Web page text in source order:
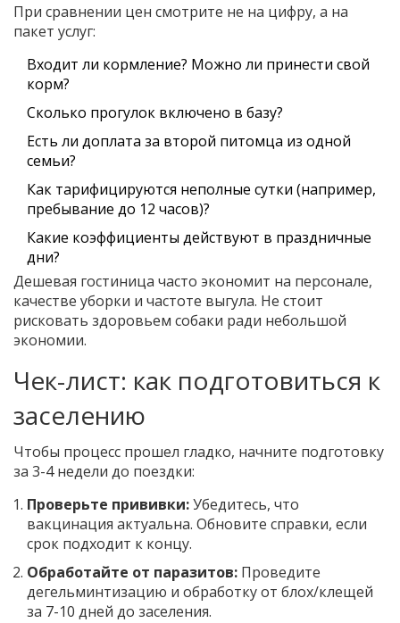
При сравнении цен смотрите не на цифру, а на
пакет услуг:
Входит ли кормление? Можно ли принести свой
корм?
Сколько прогулок включено в базу?
Есть ли доплата за второй питомца из одной
семьи?
Как тарифицируются неполные сутки (например,
пребывание до 12 часов)?
Какие коэффициенты действуют в праздничные
дни?
Дешевая гостиница часто экономит на персонале,
качестве уборки и частоте выгула. Не стоит
рисковать здоровьем собаки ради небольшой
экономии.
Чек-лист: как подготовиться к
заселению
Чтобы процесс прошел гладко, начните подготовку
за 3-4 недели до поездки:
Проверьте прививки:Убедитесь, что
вакцинация актуальна. Обновите справки, если
срок подходит к концу.
Обработайте от паразитов: Проведите
дегельминтизацию и обработку от блох/клещей
за 7-10 дней до заселения.